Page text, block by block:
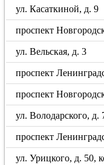
ул. Касаткиной, д. 9
проспект
ул. Вельская, д. 3
проспект
проспект
ул. Володарского, д.
проспект
ул. Урицкого, д. 50,